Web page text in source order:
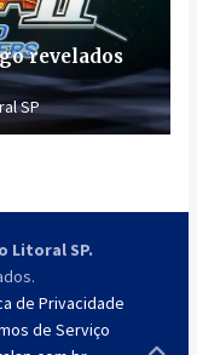
revelados
SP
Litoral SP.
de Privacidade
de Serviço